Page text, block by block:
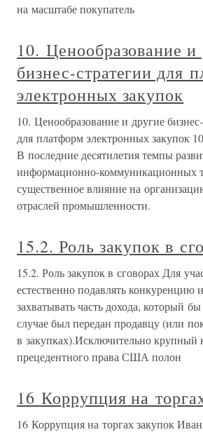
на масштабе покупатель
10. Ценообразование и
бизнес-стратегии для
электронных закупок
10. Ценообразование и другие
для платформ электронных закупок
В последние десятилетия темпы
информационно-коммуникационных
существенное влияние на
отраслей промышленности.
15.2. Роль закупок в
15.2. Роль закупок в сговорах Для
естественно подавлять конкуренцию
захватывать часть дохода, который
случае был передан продавцу (или
в закупках).Исключительно крупный
прецедентного права США полон
16 Коррупция на
16 Коррупция на торгах закупок